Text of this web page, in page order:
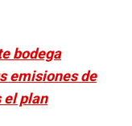
bodega
emisiones de
el plan